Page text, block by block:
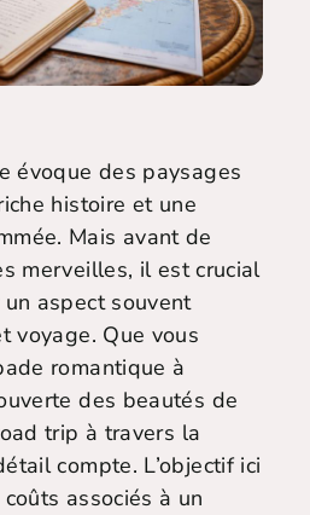
évoque des paysages
histoire et une
Mais avant de
merveilles, il est crucial
aspect souvent
voyage. Que vous
romantique à
des beautés de
trip à travers la
compte. L’objectif ici
associés à un